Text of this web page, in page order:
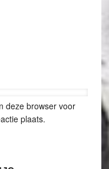
deze browser voor
plaats.